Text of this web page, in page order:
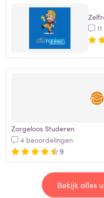
Zorgeloos Studeren
4 beoordelingen
9
Bekijk alles